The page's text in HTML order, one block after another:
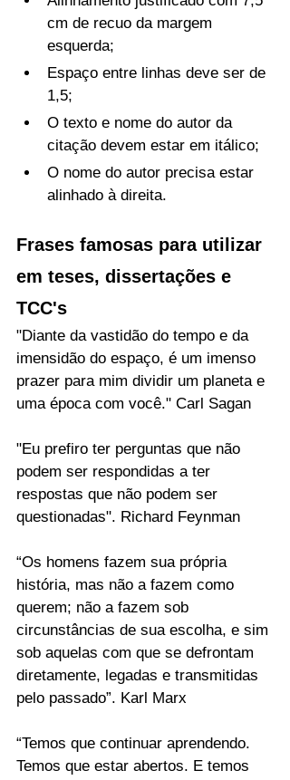
cm de recuo da margem
esquerda;
Espaço entre linhas deve ser de
1,5;
O texto e nome do autor da
citação devem estar em itálico;
O nome do autor precisa estar
alinhado à direita.
Frases famosas para utilizar
em teses, dissertações e
TCC's
"Diante da vastidão do tempo e da
imensidão do espaço, é um imenso
prazer para mim dividir um planeta e
uma época com você." Carl Sagan
"Eu prefiro ter perguntas que não
podem ser respondidas a ter
respostas que não podem ser
questionadas". Richard Feynman
“Os homens fazem sua própria
história, mas não a fazem como
querem; não a fazem sob
circunstâncias de sua escolha, e sim
sob aquelas com que se defrontam
diretamente, legadas e transmitidas
pelo passado”. Karl Marx
“Temos que continuar aprendendo.
Temos que estar abertos. E temos